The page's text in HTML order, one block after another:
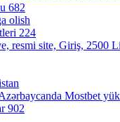
682
olish
224
resmi site, Giriş, 2500
Mostbet
902